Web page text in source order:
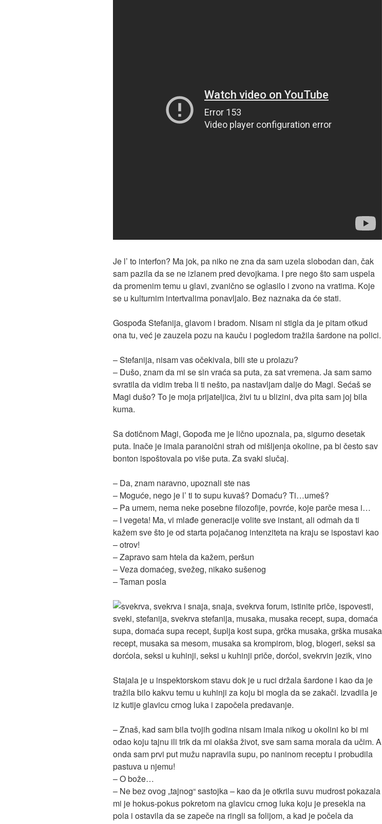
Je l’ to interfon? Ma jok, pa niko ne zna da sam uzela slobodan dan, čak
sam pazila da se ne izlanem pred devojkama. I pre nego što sam uspela
da promenim temu u glavi, zvanično se oglasilo i zvono na vratima. Koje
se u kulturnim intertvalima ponavljalo. Bez naznaka da će stati.
Gospođa Stefanija, glavom i bradom. Nisam ni stigla da je pitam otkud
ona tu, već je zauzela pozu na kauču i pogledom tražila šardone na polici.
– Stefanija, nisam vas očekivala, bili ste u prolazu?
– Dušo, znam da mi se sin vraća sa puta, za sat vremena. Ja sam samo
svratila da vidim treba li ti nešto, pa nastavljam dalje do Magi. Sećaš se
Magi dušo? To je moja prijateljica, živi tu u blizini, dva pita sam joj bila
kuma.
Sa dotičnom Magi, Gopođa me je lično upoznala, pa, sigurno desetak
puta. Inače je imala paranoični strah od mišljenja okoline, pa bi često sav
bonton ispoštovala po više puta. Za svaki slučaj.
– Da, znam naravno, upoznali ste nas
– Moguće, nego je l’ ti to supu kuvaš? Domaću? Ti…umeš?
– Pa umem, nema neke posebne filozofije, povrće, koje parče mesa i…
– I vegeta! Ma, vi mlađe generacije volite sve instant, ali odmah da ti
kažem sve što je od starta pojačanog intenziteta na kraju se ispostavi kao
– otrov!
– Zapravo sam htela da kažem, peršun
– Veza domaćeg, svežeg, nikako sušenog
– Taman posla
Stajala je u inspektorskom stavu dok je u ruci držala šardone i kao da je
tražila bilo kakvu temu u kuhinji za koju bi mogla da se zakači. Izvadila je
iz kutije glavicu crnog luka i započela predavanje.
– Znaš, kad sam bila tvojih godina nisam imala nikog u okolini ko bi mi
odao koju tajnu ili trik da mi olakša život, sve sam sama morala da učim. A
onda sam prvi put mužu napravila supu, po naninom receptu i probudila
pastuva u njemu!
– O bože…
– Ne bez ovog „tajnog“ sastojka – kao da je otkrila suvu mudrost pokazala
mi je hokus-pokus pokretom na glavicu crnog luka koju je presekla na
pola i ostavila da se zapeče na ringli sa folijom, a kad je počela da